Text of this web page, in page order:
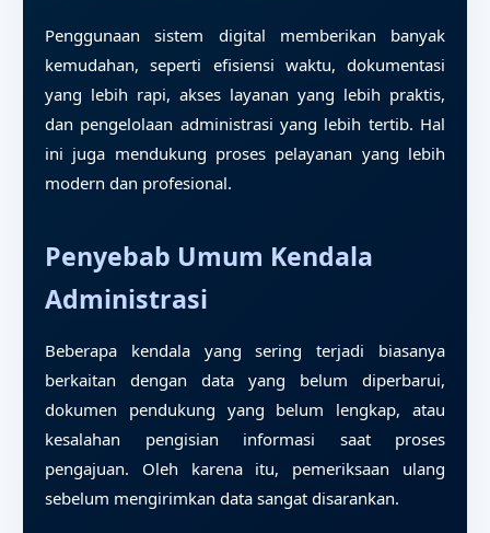
Penggunaan sistem digital memberikan banyak
kemudahan, seperti efisiensi waktu, dokumentasi
yang lebih rapi, akses layanan yang lebih praktis,
dan pengelolaan administrasi yang lebih tertib. Hal
ini juga mendukung proses pelayanan yang lebih
modern dan profesional.
Penyebab Umum Kendala
Administrasi
Beberapa kendala yang sering terjadi biasanya
berkaitan dengan data yang belum diperbarui,
dokumen pendukung yang belum lengkap, atau
kesalahan pengisian informasi saat proses
pengajuan. Oleh karena itu, pemeriksaan ulang
sebelum mengirimkan data sangat disarankan.